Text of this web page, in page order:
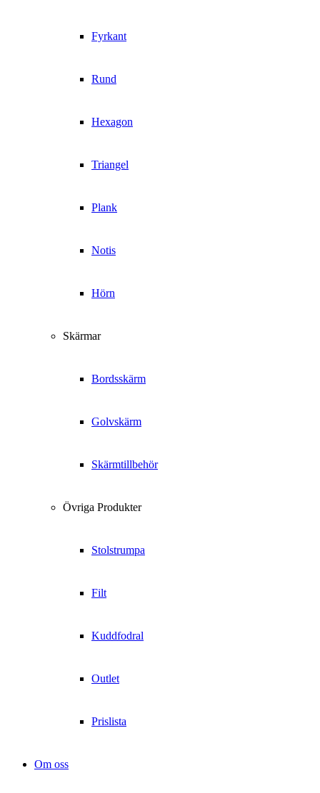
Fyrkant
Rund
Hexagon
Triangel
Plank
Notis
Hörn
Skärmar
Bordsskärm
Golvskärm
Skärmtillbehör
Övriga Produkter
Stolstrumpa
Filt
Kuddfodral
Outlet
Prislista
Om oss